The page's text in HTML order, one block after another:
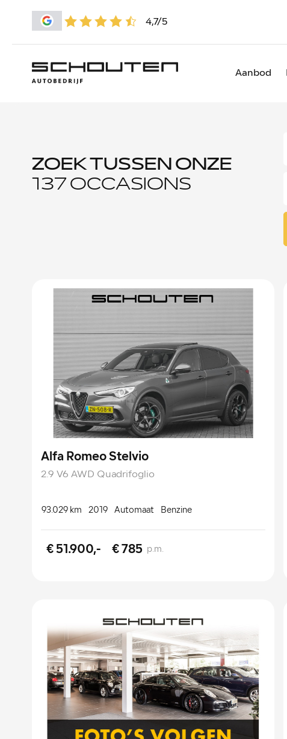
4,7/5
Aanbod
ZOEK TUSSEN ONZE
137 OCCASIONS
Alfa Romeo Stelvio
2.9 V6 AWD Quadrifoglio
93.029 km 2019 Automaat Benzine
€ 51.900,- € 785 p.m.